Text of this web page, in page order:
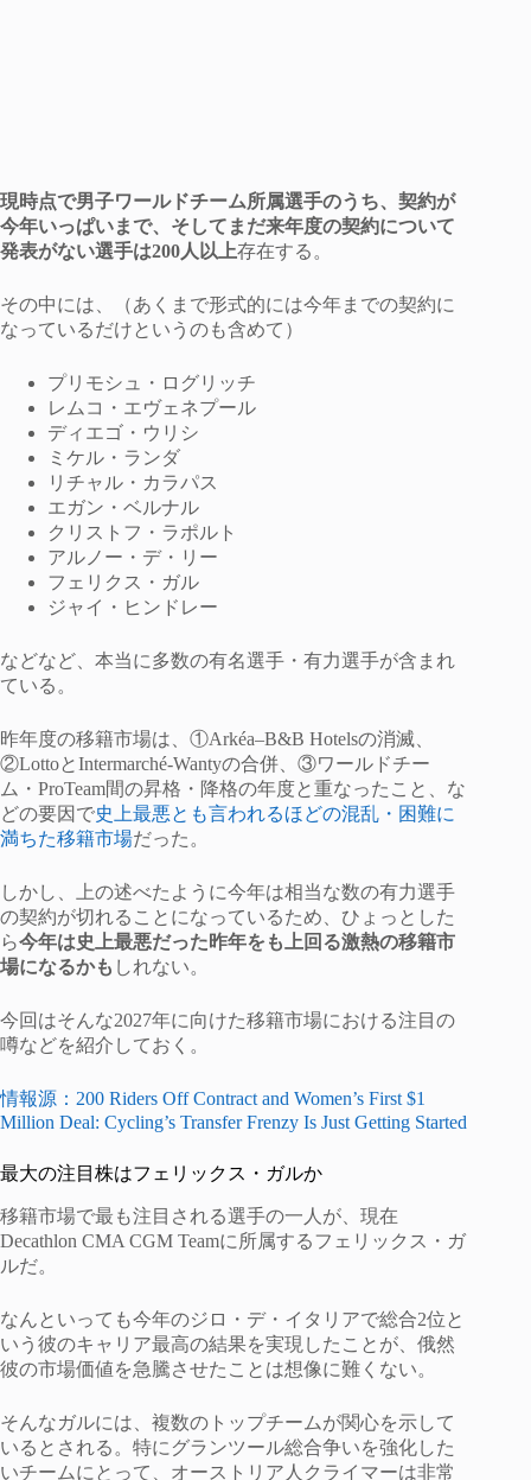
現時点で男子ワールドチーム所属選手のうち、契約が
今年いっぱいまで、そしてまだ来年度の契約について
発表がない選手は200人以上存在する。
その中には、（あくまで形式的には今年までの契約に
なっているだけというのも含めて）
プリモシュ・ログリッチ
レムコ・エヴェネプール
ディエゴ・ウリシ
ミケル・ランダ
リチャル・カラパス
エガン・ベルナル
クリストフ・ラポルト
アルノー・デ・リー
フェリクス・ガル
ジャイ・ヒンドレー
などなど、本当に多数の有名選手・有力選手が含まれ
ている。
昨年度の移籍市場は、①Arkéa–B&B Hotelsの消滅、
②LottoとIntermarché-Wantyの合併、③ワールドチー
ム・ProTeam間の昇格・降格の年度と重なったこと、な
どの要因で史上最悪とも言われるほどの混乱・困難に
満ちた移籍市場だった。
しかし、上の述べたように今年は相当な数の有力選手
の契約が切れることになっているため、ひょっとした
ら今年は史上最悪だった昨年をも上回る激熱の移籍市
場になるかも しれない。
今回はそんな2027年に向けた移籍市場における注目の
噂などを紹介しておく。
情報源：200 Riders Off Contract and Women’s First $1
Million Deal: Cycling’s Transfer Frenzy Is Just Getting Started
最大の注目株はフェリックス・ガルか
移籍市場で最も注目される選手の一人が、現在
Decathlon CMA CGM Teamに所属するフェリックス・ガ
ルだ。
なんといっても今年のジロ・デ・イタリアで総合2位と
いう彼のキャリア最高の結果を実現したことが、俄然
彼の市場価値を急騰させたことは想像に難くない。
そんなガルには、複数のトップチームが関心を示して
いるとされる。特にグランツール総合争いを強化した
いチームにとって、オーストリア人クライマーは非常